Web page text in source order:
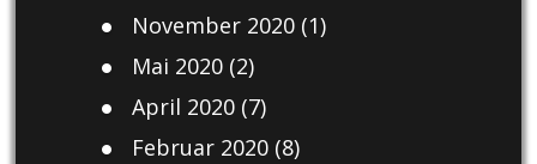
November 2020(1)
Mai 2020(2)
April 2020(7)
Februar 2020(8)